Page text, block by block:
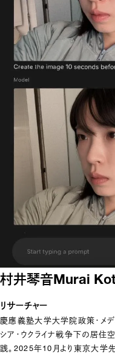
村井琴音Murai
リサーチャー
慶應義塾大学大学院政策・メ
シア・ウクライナ戦争下の居住
践。2025年10月より東京大学